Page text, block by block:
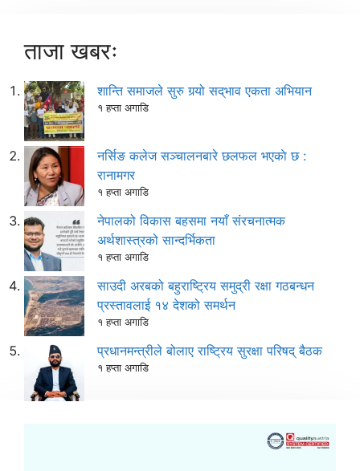
ताजा खबरः
शान्ति समाजले सुरु गर्‍यो सद्‌भाव एकता अभियान
१ हप्ता अगाडि
नर्सिङ कलेज सञ्चालनबारे छलफल भएकाे छ :
रानामगर
१ हप्ता अगाडि
नेपालको विकास बहसमा नयाँ संरचनात्मक
अर्थशास्त्रको सान्दर्भिकता
१ हप्ता अगाडि
साउदी अरबको बहुराष्ट्रिय समुद्री रक्षा गठबन्धन
प्रस्तावलाई १४ देशको समर्थन
१ हप्ता अगाडि
प्रधानमन्त्रीले बोलाए राष्ट्रिय सुरक्षा परिषद् बैठक
१ हप्ता अगाडि